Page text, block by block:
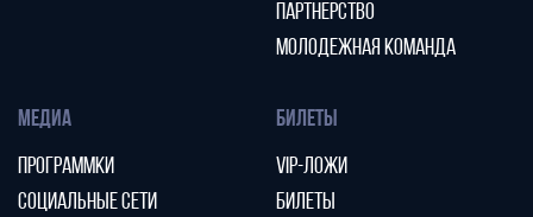
ПАРТНЕРСТВО
МОЛОДЕЖНАЯ КОМАНДА
МЕДИА
ПРОГРАММКИ
СОЦИАЛЬНЫЕ СЕТИ
БИЛЕТЫ
VIP-ЛОЖИ
БИЛЕТЫ